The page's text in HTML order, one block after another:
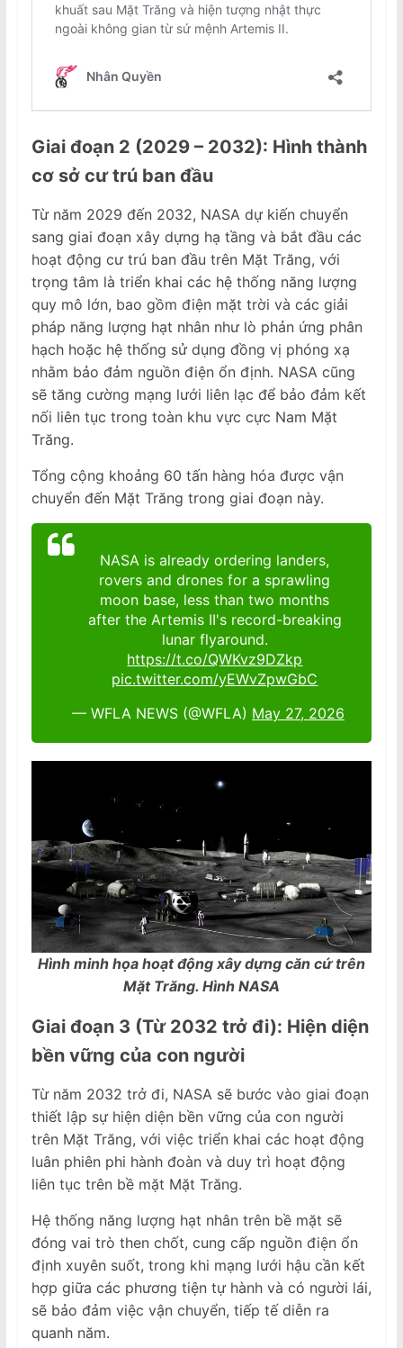
Giai đoạn 2 (2029 – 2032): Hình thành
cơ sở cư trú ban đầu
Từ năm 2029 đến 2032, NASA dự kiến chuyển
sang giai đoạn xây dựng hạ tầng và bắt đầu các
hoạt động cư trú ban đầu trên Mặt Trăng, với
trọng tâm là triển khai các hệ thống năng lượng
quy mô lớn, bao gồm điện mặt trời và các giải
pháp năng lượng hạt nhân như lò phản ứng phân
hạch hoặc hệ thống sử dụng đồng vị phóng xạ
nhằm bảo đảm nguồn điện ổn định. NASA cũng
sẽ tăng cường mạng lưới liên lạc để bảo đảm kết
nối liên tục trong toàn khu vực cực Nam Mặt
Trăng.
Tổng cộng khoảng 60 tấn hàng hóa được vận
chuyển đến Mặt Trăng trong giai đoạn này.
NASA is already ordering landers,
rovers and drones for a sprawling
moon base, less than two months
after the Artemis II's record-breaking
lunar flyaround.
https://t.co/QWKvz9DZkp
pic.twitter.com/yEWvZpwGbC
— WFLA NEWS (@WFLA) May 27, 2026
Hình minh họa hoạt động xây dựng căn cứ trên
Mặt Trăng. Hình NASA
Giai đoạn 3 (Từ 2032 trở đi): Hiện diện
bền vững của con người
Từ năm 2032 trở đi, NASA sẽ bước vào giai đoạn
thiết lập sự hiện diện bền vững của con người
trên Mặt Trăng, với việc triển khai các hoạt động
luân phiên phi hành đoàn và duy trì hoạt động
liên tục trên bề mặt Mặt Trăng.
Hệ thống năng lượng hạt nhân trên bề mặt sẽ
đóng vai trò then chốt, cung cấp nguồn điện ổn
định xuyên suốt, trong khi mạng lưới hậu cần kết
hợp giữa các phương tiện tự hành và có người lái,
sẽ bảo đảm việc vận chuyển, tiếp tế diễn ra
quanh năm.